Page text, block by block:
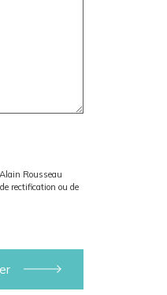
Rousseau
rectification ou de